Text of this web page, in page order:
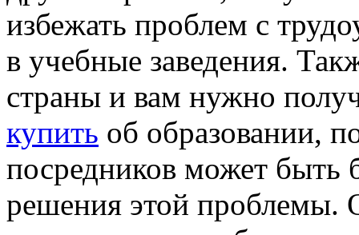
избежать проблем с
в учебные заведения.
страны и вам нужно
купить об образовании,
посредников может
решения этой проблемы.